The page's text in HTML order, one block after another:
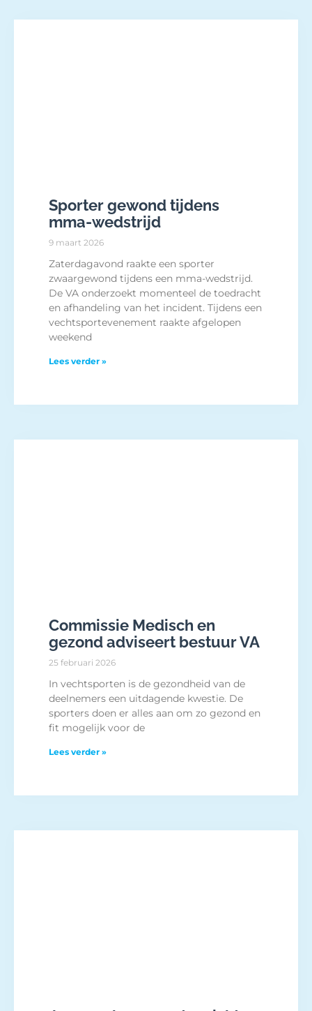
Sporter gewond tijdens
mma-wedstrijd
9 maart 2026
Zaterdagavond raakte een sporter
zwaargewond tijdens een mma-wedstrijd.
De VA onderzoekt momenteel de toedracht
en afhandeling van het incident. Tijdens een
vechtsportevenement raakte afgelopen
weekend
Lees verder »
Commissie Medisch en
gezond adviseert bestuur VA
25 februari 2026
In vechtsporten is de gezondheid van de
deelnemers een uitdagende kwestie. De
sporters doen er alles aan om zo gezond en
fit mogelijk voor de
Lees verder »